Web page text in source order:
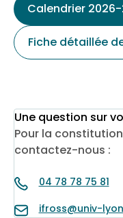
Calendrier
Fiche détaillée
Une question sur
Pour la
contactez-nous :
04 78 78 75 81
ifross@univ-